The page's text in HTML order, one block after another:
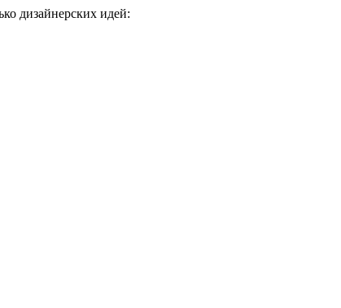
дизайнерских идей: